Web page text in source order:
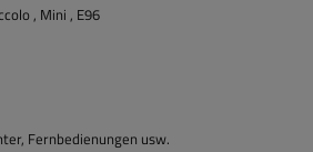
, Mini , E96
Fernbedienungen usw.